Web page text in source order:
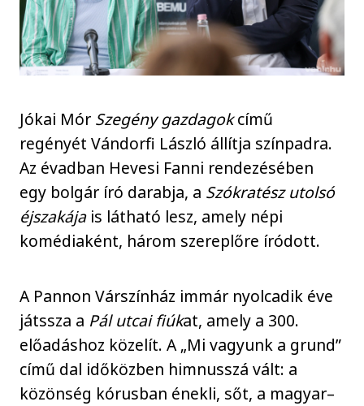
Jókai Mór Szegény gazdagokcímű
regényét Vándorfi László állítja színpadra.
Az évadban Hevesi Fanni rendezésében
egy bolgár író darabja, a Szókratész utolsó
éjszakájais látható lesz, amely népi
komédiaként, három szereplőre íródott.
A Pannon Várszínház immár nyolcadik éve
játssza a Pál utcai fiúkat, amely a 300.
előadáshoz közelít. A „Mi vagyunk a grund”
című dal időközben himnusszá vált: a
közönség kórusban énekli, sőt, a magyar–